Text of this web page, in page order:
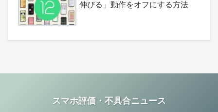
伸びる」動作をオフにする方法
スマホ評価・不具合ニュース